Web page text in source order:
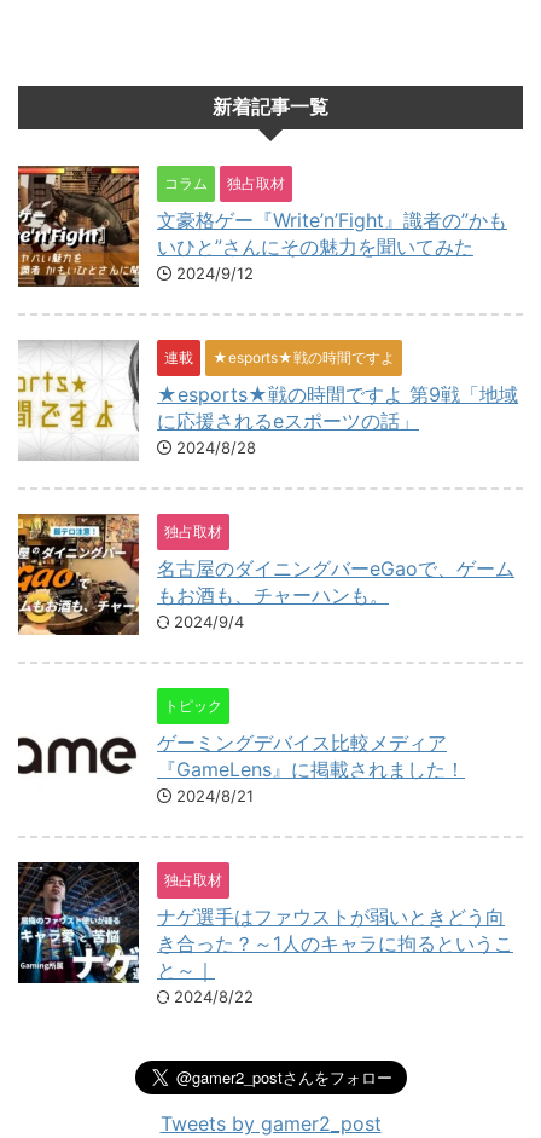
新着記事一覧
コラム 独占取材
文豪格ゲー『Write’n’Fight』識者の”かも
いひと”さんにその魅力を聞いてみた
2024/9/12
連載 ★esports★戦の時間ですよ
★esports★戦の時間ですよ 第9戦「地域
に応援されるeスポーツの話」
2024/8/28
独占取材
名古屋のダイニングバーeGaoで、ゲーム
もお酒も、チャーハンも。
2024/9/4
トピック
ゲーミングデバイス比較メディア
『GameLens』に掲載されました！
2024/8/21
独占取材
ナゲ選手はファウストが弱いときどう向
き合った？～1人のキャラに拘るというこ
と～｜
2024/8/22
Tweets by gamer2_post